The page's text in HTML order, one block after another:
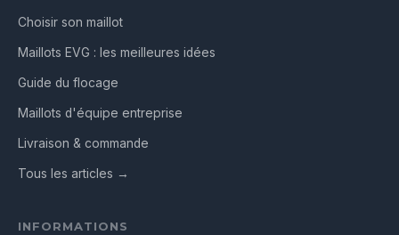
Choisir son maillot
Maillots EVG : les meilleures idées
Guide du flocage
Maillots d'équipe entreprise
Livraison & commande
Tous les articles →
INFORMATIONS